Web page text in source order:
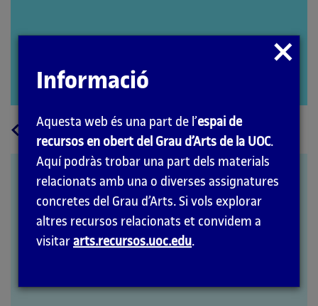
PID_00251156
Tornara
la
pàgina
principal
LabMeeting 2015
Tancar
modal
Informació
Aquesta web és una part de l’espai de
recursos en obert del Grau d’Arts de la UOC.
Aquí podràs trobar una part dels materials
relacionats amb una o diverses assignatures
concretes del Grau d’Arts. Si vols explorar
altres recursos relacionats et convidem a
visitar arts.recursos.uoc.edu.